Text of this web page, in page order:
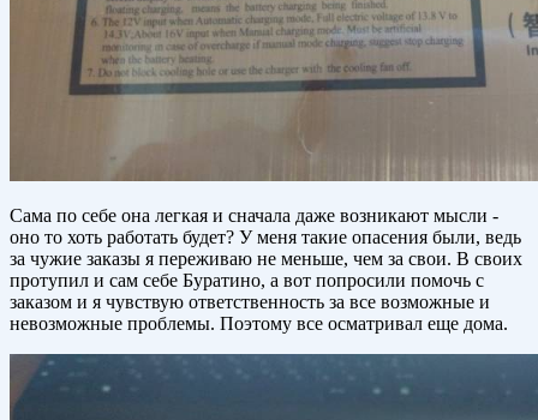
Сама по себе она легкая и сначала даже возникают мысли -
оно то хоть работать будет? У меня такие опасения были, ведь
за чужие заказы я переживаю не меньше, чем за свои. В своих
протупил и сам себе Буратино, а вот попросили помочь с
заказом и я чувствую ответственность за все возможные и
невозможные проблемы. Поэтому все осматривал еще дома.